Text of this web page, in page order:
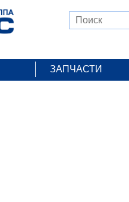
ЗАПЧАСТИ